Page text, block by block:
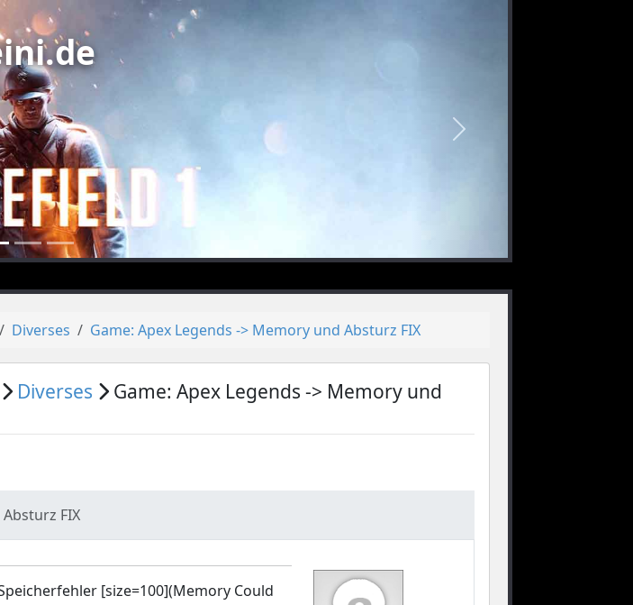
nächstes
Diverses Game: Apex Legends -> Memory und Absturz FIX
Diverses
Game: Apex Legends -> Memory und
FIX
[size=100](Memory Could